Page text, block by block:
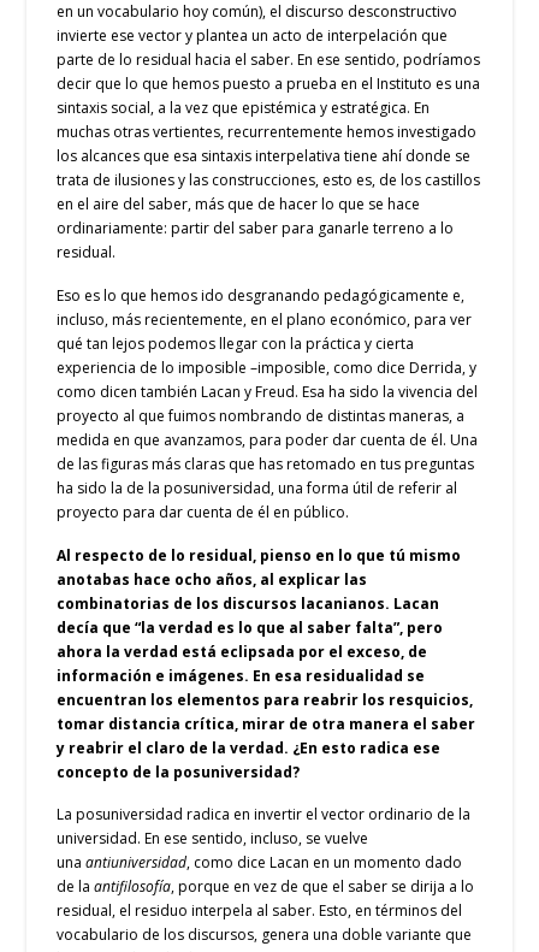
en un vocabulario hoy común), el discurso desconstructivo
invierte ese vector y plantea un acto de interpelación que
parte de lo residual hacia el saber. En ese sentido, podríamos
decir que lo que hemos puesto a prueba en el Instituto es una
sintaxis social, a la vez que epistémica y estratégica. En
muchas otras vertientes, recurrentemente hemos investigado
los alcances que esa sintaxis interpelativa tiene ahí donde se
trata de ilusiones y las construcciones, esto es, de los castillos
en el aire del saber, más que de hacer lo que se hace
ordinariamente: partir del saber para ganarle terreno a lo
residual.
Eso es lo que hemos ido desgranando pedagógicamente e,
incluso, más recientemente, en el plano económico, para ver
qué tan lejos podemos llegar con la práctica y cierta
experiencia de lo imposible –imposible, como dice Derrida, y
como dicen también Lacan y Freud. Esa ha sido la vivencia del
proyecto al que fuimos nombrando de distintas maneras, a
medida en que avanzamos, para poder dar cuenta de él. Una
de las figuras más claras que has retomado en tus preguntas
ha sido la de la posuniversidad, una forma útil de referir al
proyecto para dar cuenta de él en público.
Al respecto de lo residual, pienso en lo que tú mismo
anotabas hace ocho años, al explicar las
combinatorias de los discursos lacanianos. Lacan
decía que “la verdad es lo que al saber falta”, pero
ahora la verdad está eclipsada por el exceso, de
información e imágenes. En esa residualidad se
encuentran los elementos para reabrir los resquicios,
tomar distancia crítica, mirar de otra manera el saber
y reabrir el claro de la verdad. ¿En esto radica ese
concepto de la posuniversidad?
La posuniversidad radica en invertir el vector ordinario de la
universidad. En ese sentido, incluso, se vuelve
unaantiuniversidad, como dice Lacan en un momento dado
de laantifilosofía, porque en vez de que el saber se dirija a lo
residual, el residuo interpela al saber. Esto, en términos del
vocabulario de los discursos, genera una doble variante que